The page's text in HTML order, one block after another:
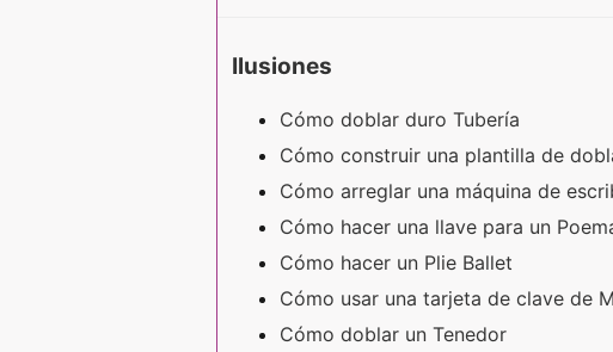
Ilusiones
Cómo doblar duro Tubería
Cómo construir una plantilla de
Cómo arreglar una máquina de
Cómo hacer una llave para un
Cómo hacer un Plie Ballet
Cómo usar una tarjeta de clave de
Cómo doblar un Tenedor